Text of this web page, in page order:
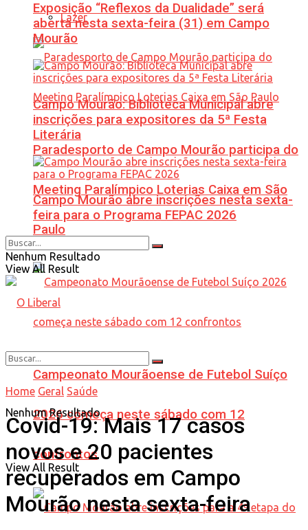
Lazer
Paradesporto de Campo Mourão participa do
Meeting Paralímpico Loterias Caixa em São
Paulo
Campeonato Mourãoense de Futebol Suíço
2026 começa neste sábado com 12
confrontos
Exposição “Reflexos da Dualidade” será
aberta nesta sexta-feira (31) em Campo
Mourão
Campo Mourão: Biblioteca Municipal abre
inscrições para expositores da 5ª Festa
Literária
Campo Mourão abre inscrições nesta sexta-
feira para o Programa FEPAC 2026
Nenhum Resultado
View All Result
Nenhum Resultado
View All Result
Home Geral Saúde
Covid-19: Mais 17 casos
novos e 20 pacientes
recuperados em Campo
Mourão nesta sexta-feira